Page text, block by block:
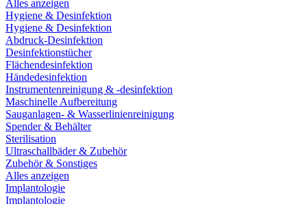
Alles anzeigen
Hygiene & Desinfektion
Hygiene & Desinfektion
Abdruck-Desinfektion
Desinfektionstücher
Flächendesinfektion
Händedesinfektion
Instrumentenreinigung & -desinfektion
Maschinelle Aufbereitung
Sauganlagen- & Wasserlinienreinigung
Spender & Behälter
Sterilisation
Ultraschallbäder & Zubehör
Zubehör & Sonstiges
Alles anzeigen
Implantologie
Implantologie